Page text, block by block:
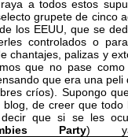
a todos estos
grupete de cinco
los EEUU, que se
controlados o
chantajes, palizas y
que no pase
que era una
críos). Supongo
de creer que
decir que si se les
Party)